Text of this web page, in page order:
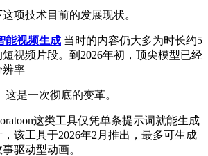
项技术目前的发展现状。
能视频生成 当时的内容仍大多为时长约5
视频片段。到2026年初，顶尖模型已经
辨率
是一次彻底的变革。
这类工具仅凭单条提示词就能生成
该工具于2026年2月推出，最多可生成
驱动型动画。